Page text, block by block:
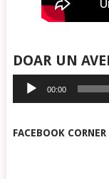
DOAR UN
Player
audio
00:00
FACEBOOK CORNER